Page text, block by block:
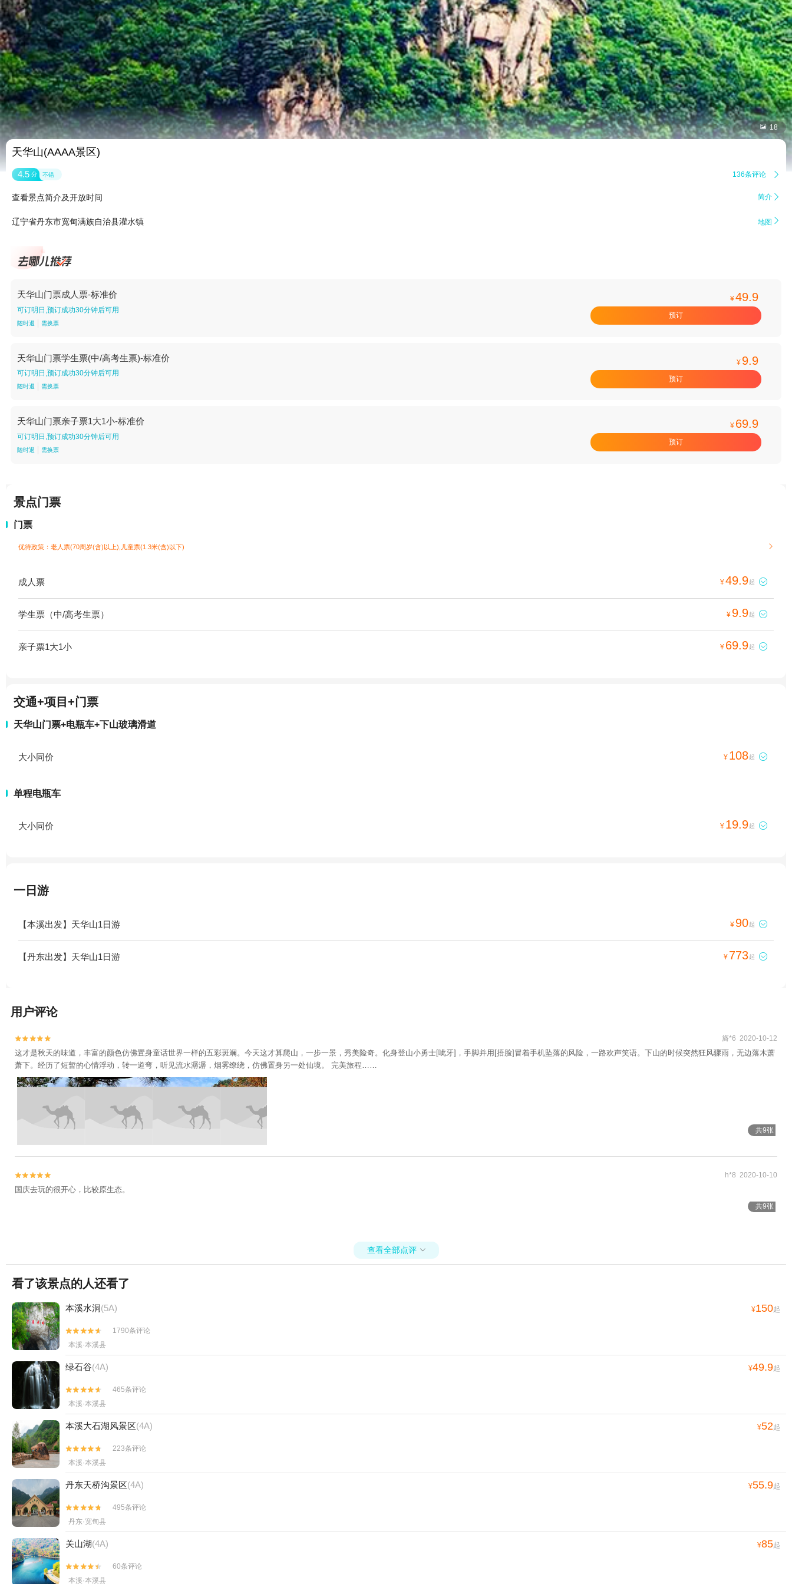
 18
天华山(AAAA景区)
4.5 分 不错 136条评论 
查看景点简介及开放时间 简介 
辽宁省丹东市宽甸满族自治县灌水镇 地图 
天华山门票成人票-标准价
可订明日,预订成功30分钟后可用
随时退 需换票
¥49.9
预订
天华山门票学生票(中/高考生票)-标准价
可订明日,预订成功30分钟后可用
随时退 需换票
¥ 9.9
预订
天华山门票亲子票1大1小-标准价
可订明日,预订成功30分钟后可用
随时退 需换票
¥ 69.9
预订
景点门票
门票
优待政策：老人票(70周岁(含)以上),儿童票(1.3米(含)以下) 
成人票 ¥49.9起 
学生票（中/高考生票） ¥ 9.9起 
亲子票1大1小 ¥ 69.9起 
交通+项目+门票
天华山门票+电瓶车+下山玻璃滑道
大小同价 ¥ 108起 
单程电瓶车
大小同价 ¥ 19.9起 
一日游
【本溪出发】天华山1日游 ¥ 90起 
【丹东出发】天华山1日游 ¥ 773起 
用户评论

 旖*6 2020-10-12
这才是秋天的味道，丰富的颜色仿佛置身童话世界一样的五彩斑斓。今天这才算爬山，一步一景，秀美险奇。化身登山小勇士[呲牙]，手脚并用[捂脸]冒着手机坠落的风险，一路欢声笑语。下山的时候突然狂风骤雨，无边落木萧
萧下。经历了短暂的心情浮动，转一道弯，听见流水潺潺，烟雾缭绕，仿佛置身另一处仙境。 完美旅程……


国庆去玩的很开心，比较原生态。
看了该景点的人还看了


本溪·本溪县


本溪·本溪县

